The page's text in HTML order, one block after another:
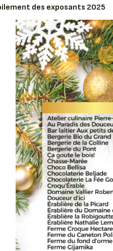
des exposants 2025